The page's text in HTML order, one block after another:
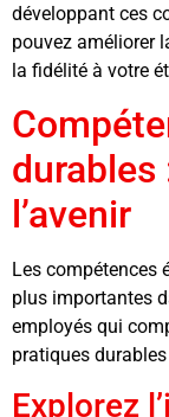
développant ces
pouvez améliorer
la fidélité à votre
l’avenir
Les compétences
plus importantes
employés qui
pratiques
Explorez